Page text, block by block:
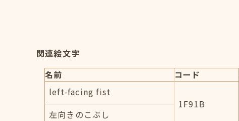
関連絵文字
名前
コード
left-facing fist
1F91B
左向きのこぶし